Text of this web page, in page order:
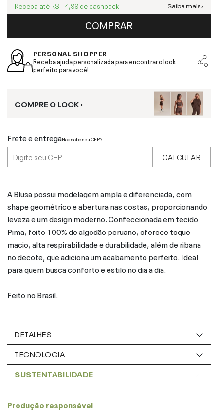
Receba até R$ 14,99 de cashback Saiba mais ›
COMPRAR
PERSONAL SHOPPER
Receba ajuda personalizada para encontrar o look
perfeito para você!
COMPRE O LOOK ›
Frete e entregaNão sabe seu CEP?
CALCULAR
A Blusa possui modelagem ampla e diferenciada, com
shape geométrico e abertura nas costas, proporcionando
leveza e um design moderno. Confeccionada em tecido
Pima, feito 100% de algodão peruano, oferece toque
macio, alta respirabilidade e durabilidade, além de ribana
no decote, que adiciona um acabamento perfeito. Ideal
para quem busca conforto e estilo no dia a dia.
Feito no Brasil.
DETALHES
TECNOLOGIA
SUSTENTABILIDADE
Produção responsável